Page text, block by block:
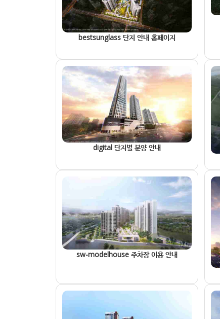
bestsunglass 단지 안내 홈페이지
digital 단지별 분양 안내
sw-modelhouse 주차장 이용 안내